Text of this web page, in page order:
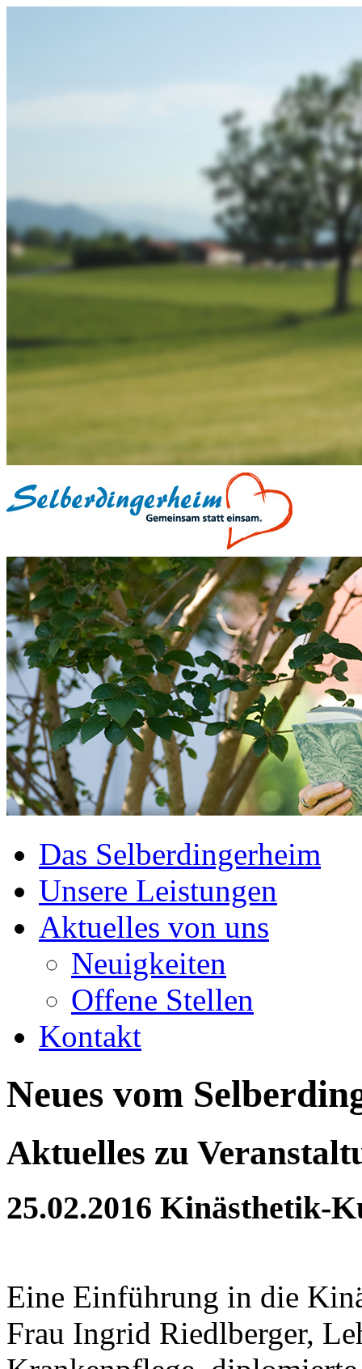
Das Selberdingerheim
Unsere Leistungen
Aktuelles von uns
Neuigkeiten
Offene Stellen
Kontakt
Neues vom
Aktuelles zu
25.02.2016 Kinästhetik-
Eine Einführung in die
Frau Ingrid Riedlberger,